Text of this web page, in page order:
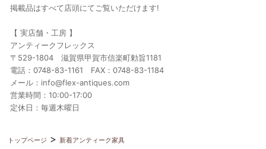
掲載品はすべて店頭にてご覧いただけます!
【 実店舗・工房 】
アンティークフレックス
〒529-1804 滋賀県甲賀市信楽町勅旨1181
電話：0748-83-1161 FAX：0748-83-1184
メール：info@flex-antiques.com
営業時間：10:00-17:00
定休日：毎週木曜日
トップページ 新着アンティーク家具